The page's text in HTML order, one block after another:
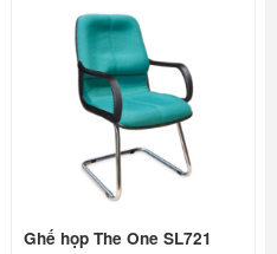
Ghế họp The One SL721